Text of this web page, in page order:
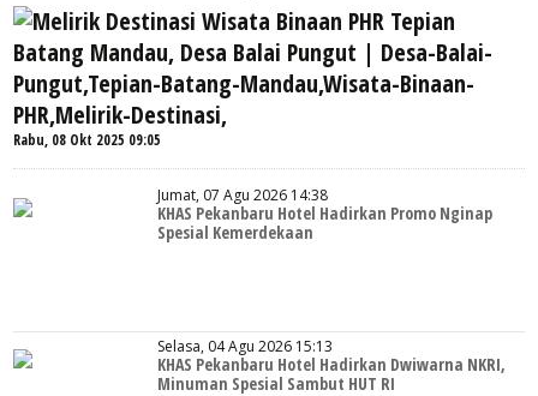
Rabu, 08 Okt 2025 09:05
Jumat, 07 Agu 2026 14:38
KHAS Pekanbaru Hotel Hadirkan Promo Nginap
Spesial Kemerdekaan
Selasa, 04 Agu 2026 15:13
KHAS Pekanbaru Hotel Hadirkan Dwiwarna NKRI,
Minuman Spesial Sambut HUT RI